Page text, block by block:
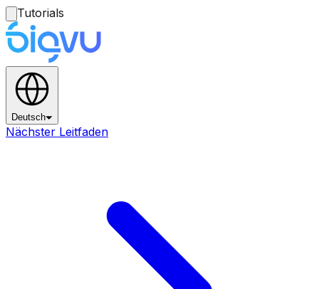
Tutorials
Deutsch
Nächster Leitfaden